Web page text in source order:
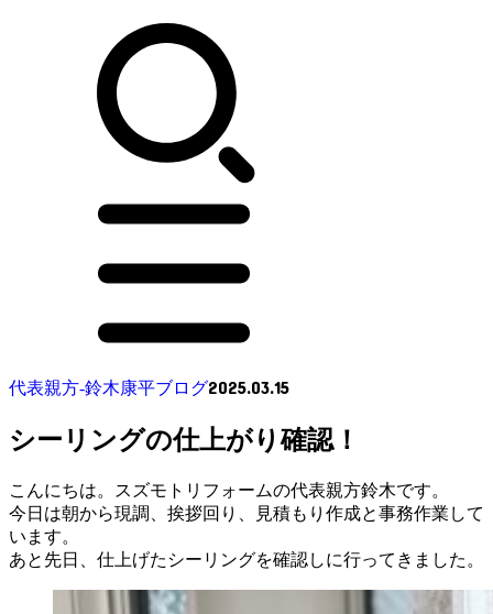
代表親方-鈴木康平ブログ2025.03.15
シーリングの仕上がり確認！
こんにちは。スズモトリフォームの代表親方鈴木です。
今日は朝から現調、挨拶回り、見積もり作成と事務作業して
います。
あと先日、仕上げたシーリングを確認しに行ってきました。